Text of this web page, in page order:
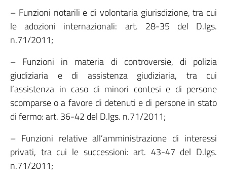
– Funzioni notarili e di volontaria giurisdizione, tra cui
le adozioni internazionali: art. 28-35 del D.lgs.
n.71/2011;
– Funzioni in materia di controversie, di polizia
giudiziaria e di assistenza giudiziaria, tra cui
l’assistenza in caso di minori contesi e di persone
scomparse o a favore di detenuti e di persone in stato
di fermo: art. 36-42 del D.lgs. n.71/2011;
– Funzioni relative all’amministrazione di interessi
privati, tra cui le successioni: art. 43-47 del D.lgs.
n.71/2011;